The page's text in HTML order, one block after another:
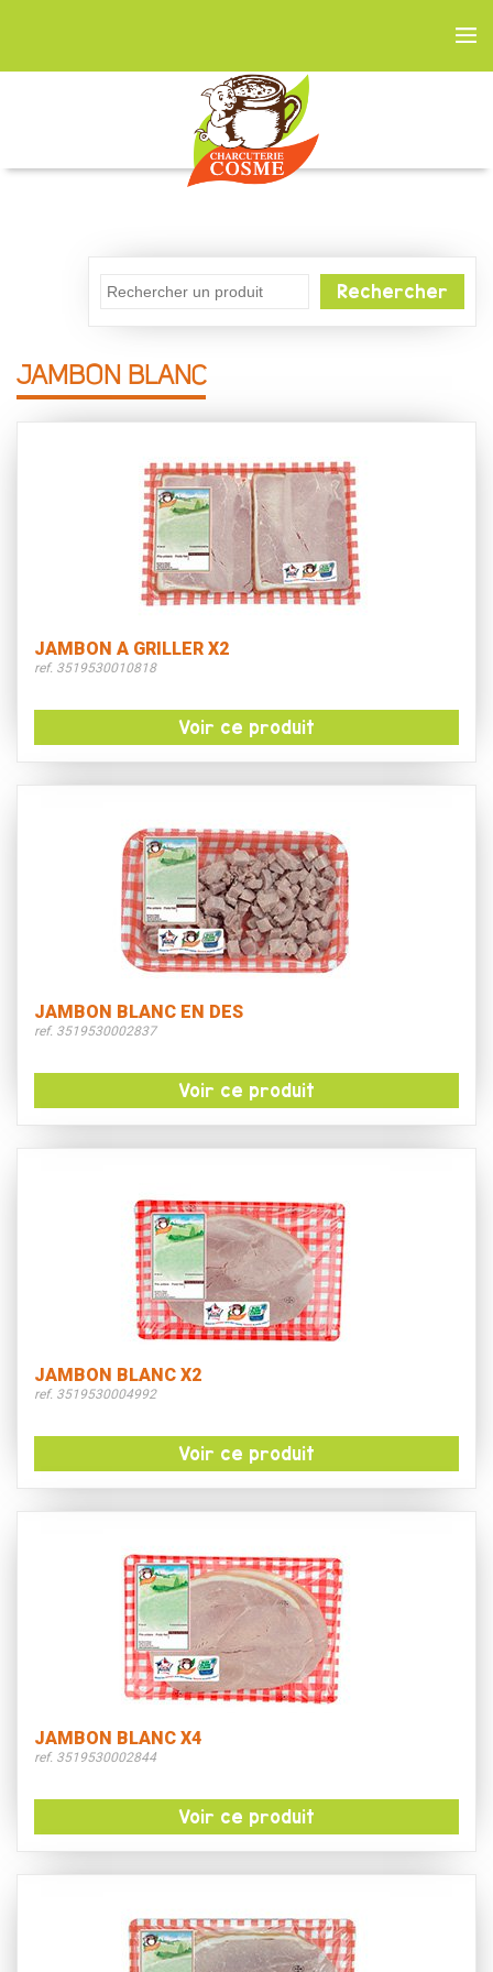
Rechercher
JAMBON BLANC
JAMBON A GRILLER X2
ref. 3519530010818
Voir ce produit
JAMBON BLANC EN DES
ref. 3519530002837
Voir ce produit
JAMBON BLANC X2
ref. 3519530004992
Voir ce produit
JAMBON BLANC X4
ref. 3519530002844
Voir ce produit